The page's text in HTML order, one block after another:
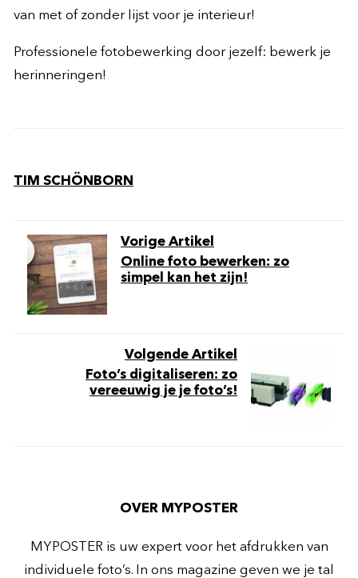
van met of zonder lijst voor je interieur!
Professionele fotobewerking door jezelf: bewerk je
herinneringen!
TIM SCHÖNBORN
Vorige Artikel
Online foto bewerken: zo
simpel kan het zijn!
Volgende Artikel
Foto’s digitaliseren: zo
vereeuwig je je foto’s!
OVER MYPOSTER
MYPOSTER is uw expert voor het afdrukken van
individuele foto’s. In ons magazine geven we je tal